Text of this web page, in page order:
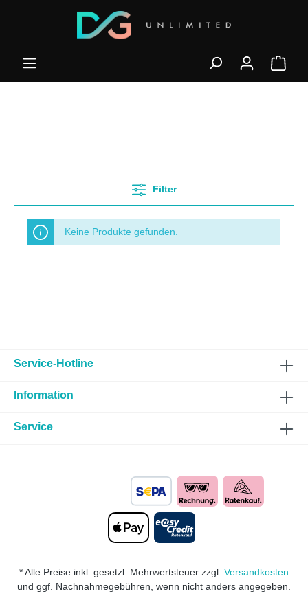
Filter
Keine Produkte gefunden.
Service-Hotline
Information
Service
* Alle Preise inkl. gesetzl. Mehrwertsteuer zzgl. Versandkosten
und ggf. Nachnahmegebühren, wenn nicht anders angegeben.